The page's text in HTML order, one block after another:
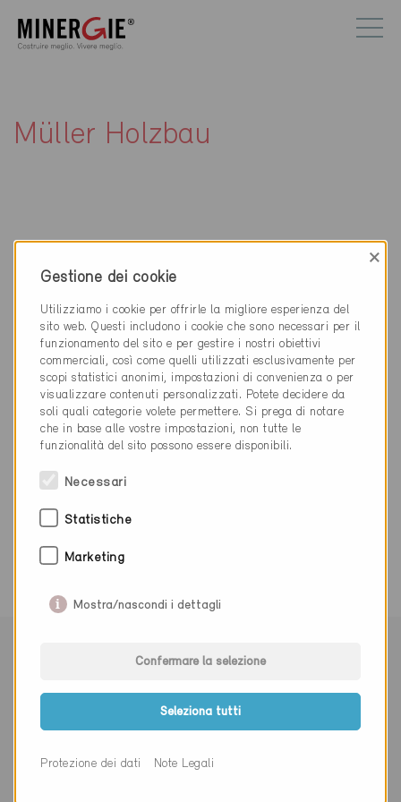
Müller Holzbau
Contatti
Müller Holzbau
Faltschenstrasse 81
3713 Reichenbach im Kandertal
033 676 10 92
muellerholzbau@bluewin.ch
0 Edifici Minergie (0 Certificati)
Signor
Signora Altro
Gestione dei cookie
×
Utilizziamo i cookie per offrirle la migliore esperienza del
sito web. Questi includono i cookie che sono necessari per il
funzionamento del sito e per gestire i nostri obiettivi
commerciali, così come quelli utilizzati esclusivamente per
scopi statistici anonimi, impostazioni di convenienza o per
visualizzare contenuti personalizzati. Potete decidere da
soli quali categorie volete permettere. Si prega di notare
che in base alle vostre impostazioni, non tutte le
funzionalità del sito possono essere disponibili.
Necessari
Statistiche
Marketing
Mostra/nascondi i dettagli
Confermare la selezione
Seleziona tutti
Protezione dei dati Note Legali